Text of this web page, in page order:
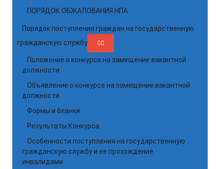
ПОРЯДОК ОБЖАЛОВАНИЯ НПА
Порядок поступления граждан на государственную
гражданскую службу
Положение о конкурсе на замещение вакантной
должности
Объявление о конкурсе на замещение вакантной
должности
Формы и бланки
Результаты Конкурса
Особенности поступления на государственную
гражданскую службу и ее прохождение
инвалидами